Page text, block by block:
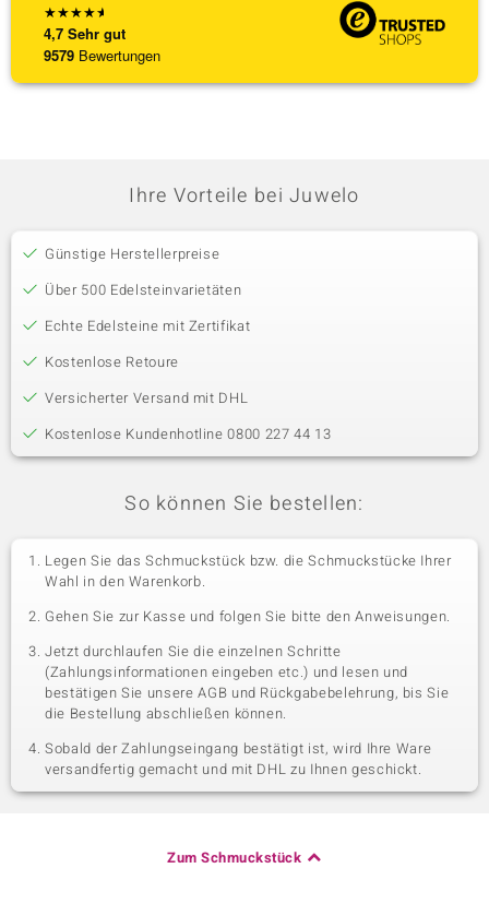
★★★★★
4,7 Sehr gut
9579 Bewertungen
Ihre Vorteile bei Juwelo
Günstige Herstellerpreise
Über 500 Edelsteinvarietäten
Echte Edelsteine mit Zertifikat
Kostenlose Retoure
Versicherter Versand mit DHL
Kostenlose Kundenhotline 0800 227 44 13
So können Sie bestellen:
Legen Sie das Schmuckstück bzw. die Schmuckstücke Ihrer
Wahl in den Warenkorb.
Gehen Sie zur Kasse und folgen Sie bitte den Anweisungen.
Jetzt durchlaufen Sie die einzelnen Schritte
(Zahlungsinformationen eingeben etc.) und lesen und
bestätigen Sie unsere AGB und Rückgabebelehrung, bis Sie
die Bestellung abschließen können.
Sobald der Zahlungseingang bestätigt ist, wird Ihre Ware
versandfertig gemacht und mit DHL zu Ihnen geschickt.
Zum Schmuckstück